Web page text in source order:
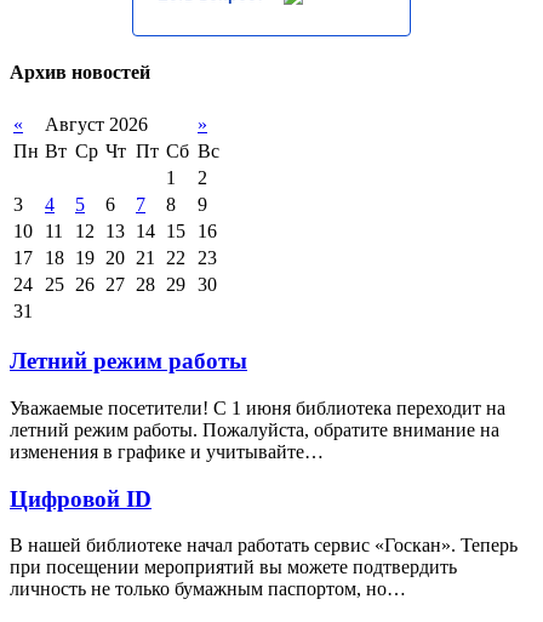
Архив новостей
« Август 2026
»
Пн Вт Ср Чт Пт Сб Вс
1
2
3
4 5 6 7 8
9
10
11 12 13 14 15
16
17
18 19 20 21 22
23
24
25 26 27 28 29 30
31
Летний режим работы
Уважаемые посетители! С 1 июня библиотека переходит на
летний режим работы. Пожалуйста, обратите внимание на
изменения в графике и учитывайте…
Цифровой ID
В нашей библиотеке начал работать сервис «Госкан». Теперь
при посещении мероприятий вы можете подтвердить
личность не только бумажным паспортом, но…